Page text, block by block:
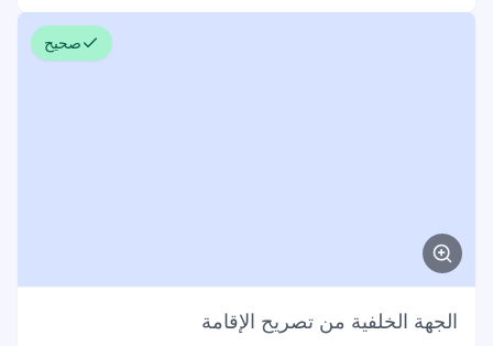
صحيح
الجهة الخلفية من تصريح الإقامة